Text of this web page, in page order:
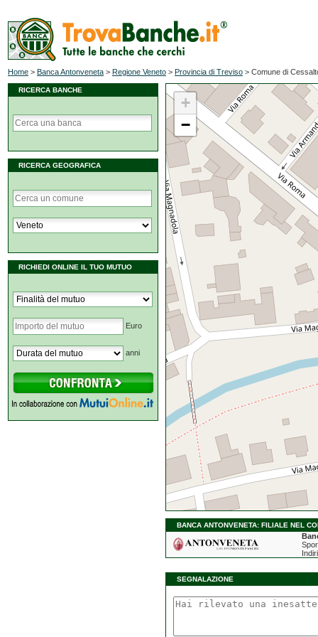
Home > Banca Antonveneta > Regione Veneto > Provincia di Treviso > Comune di
RICERCA BANCHE
RICERCA GEOGRAFICA
RICHIEDI ONLINE IL TUO MUTUO
Euro
anni
+
−
BANCA ANTONVENETA: FILIALE NEL
SEGNALAZIONE